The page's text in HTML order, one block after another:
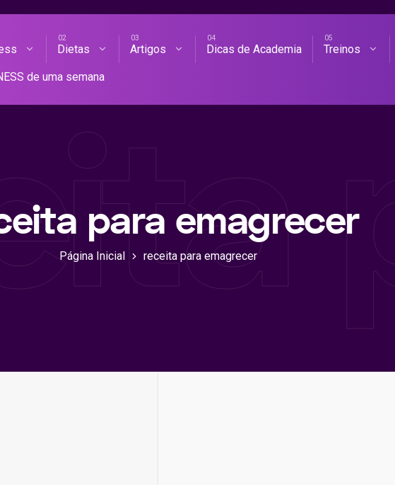
DE ACADEMIA
Dietas Artigos Dicas de Academia Treinos
de uma semana
para emagrecer
Página Inicial receita para emagrecer